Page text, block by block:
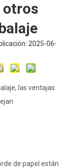
otros
2025-06-
las ventajas
de papel están